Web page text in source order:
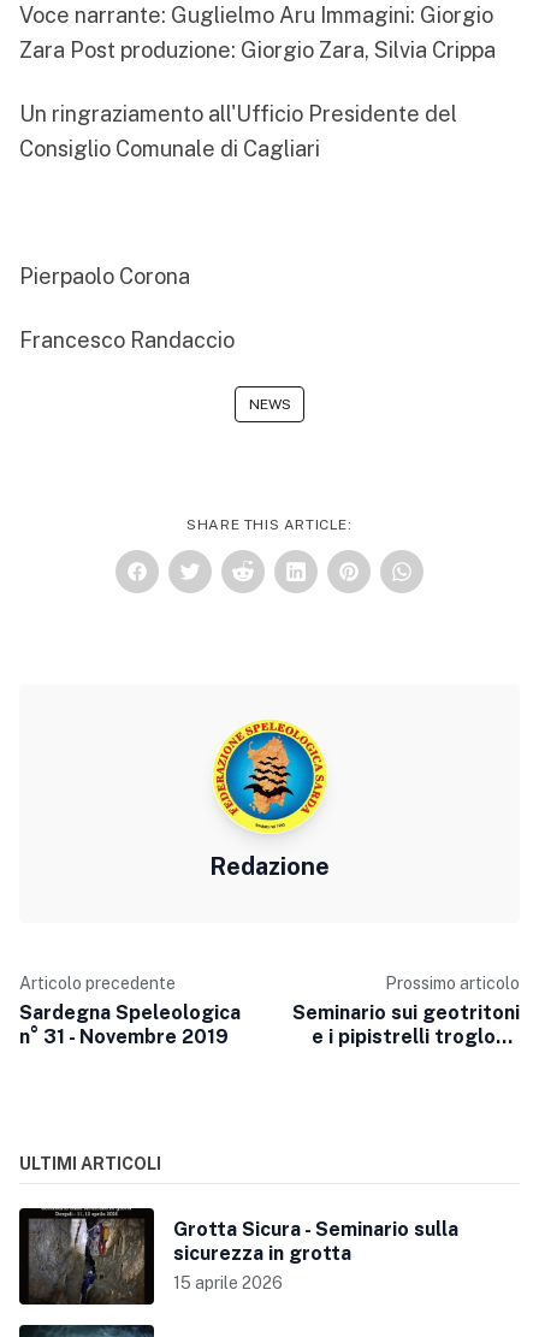
Voce narrante: Guglielmo Aru Immagini: Giorgio
Zara Post produzione: Giorgio Zara, Silvia Crippa
Un ringraziamento all'Ufficio Presidente del
Consiglio Comunale di Cagliari
Pierpaolo Corona
Francesco Randaccio
NEWS
SHARE THIS ARTICLE:
Redazione
Articolo precedente
Sardegna Speleologica
n° 31 - Novembre 2019
Prossimo articolo
Seminario sui geotritoni
e i pipistrelli troglofili
ULTIMI ARTICOLI
Grotta Sicura - Seminario sulla
sicurezza in grotta
15 aprile 2026